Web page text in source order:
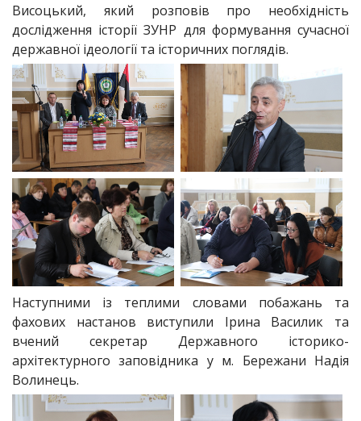
Висоцький, який розповів про необхідність
дослідження історії ЗУНР для формування сучасної
державної ідеології та історичних поглядів.
Наступними із теплими словами побажань та
фахових настанов виступили Ірина Василик та
вчений секретар Державного історико-
архітектурного заповідника у м. Бережани Надія
Волинець.